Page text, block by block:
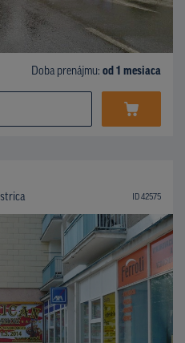
Doba prenájmu: od 1 mesiaca
ID 42575